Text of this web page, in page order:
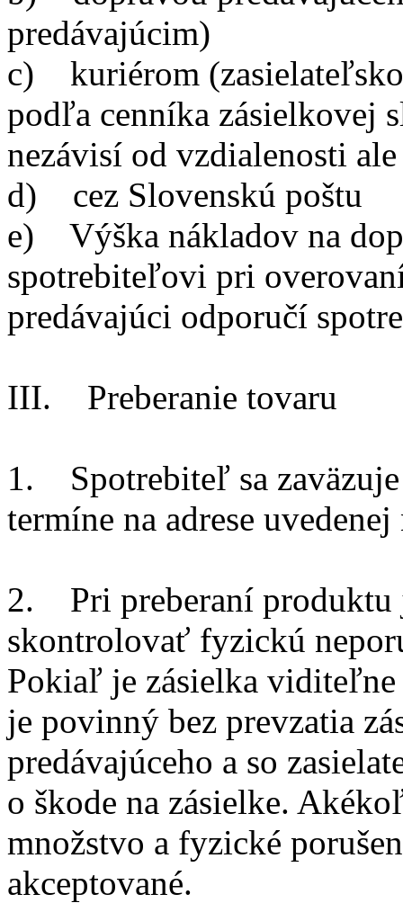
predávajúcim)
c) kuriérom
podľa cenníka zásielkovej
nezávisí od vzdialenosti
d) cez Slovenskú poštu
e) Výška nákladov na
spotrebiteľovi pri
predávajúci odporučí
III. Preberanie tovaru
1. Spotrebiteľ sa
termíne na adrese
2. Pri preberaní produktu
skontrolovať fyzickú
Pokiaľ je zásielka viditeľne
je povinný bez prevzatia
predávajúceho a so
o škode na zásielke.
množstvo a fyzické
akceptované.